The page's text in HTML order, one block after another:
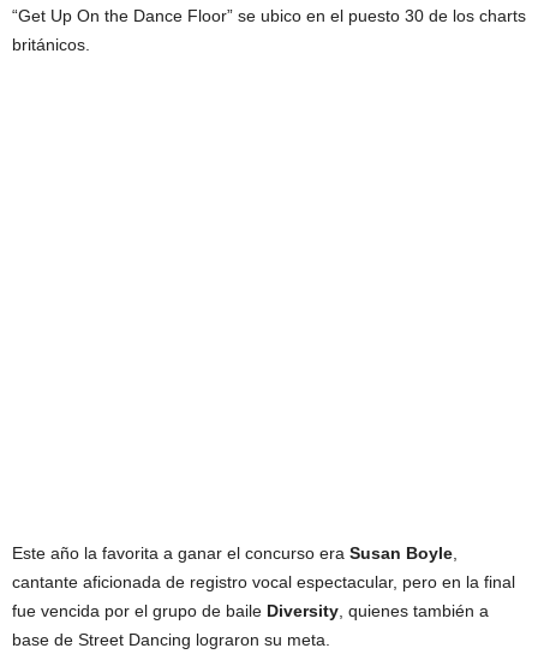
“Get Up On the Dance Floor” se ubico en el puesto 30 de los charts
británicos.
Este año la favorita a ganar el concurso era Susan Boyle
cantante aficionada de registro vocal espectacular, pero en la final
fue vencida por el grupo de baile Diversity , quienes también a
base de Street Dancing lograron su meta.